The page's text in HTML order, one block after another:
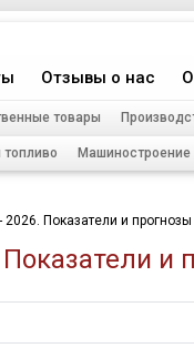
Отзывы о нас
товары
топливо Машиностроение
2026. Показатели и прогнозы
и